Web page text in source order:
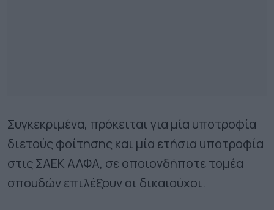
Συγκεκριμένα, πρόκειται για μία υποτροφία
διετούς φοίτησης και μία ετήσια υποτροφία
στις ΣΑΕΚ ΑΛΦΑ, σε οποιονδήποτε τομέα
σπουδών επιλέξουν οι δικαιούχοι.